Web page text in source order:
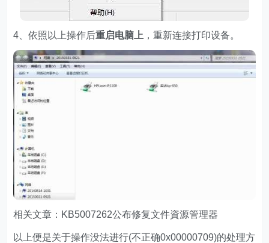
4、依照以上操作后重启电脑上 ，重新连接打印设备。
相关文章：KB5007262公布修复文件資源管理器
以上便是关于操作没法进行(不正确0x00000709)的处理方